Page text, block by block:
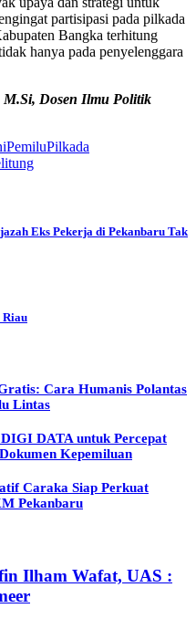
partisipasi pada pilkada
Bangka terhitung
hanya pada penyelenggara
Dosen Ilmu Politik
PemiluPilkada
Eks Pekerja di Pekanbaru Tak
Riau
Cara Humanis Polantas
Lintas
DATA untuk Percepat
Kepemiluan
Caraka Siap Perkuat
Pekanbaru
Ilham Wafat, UAS :